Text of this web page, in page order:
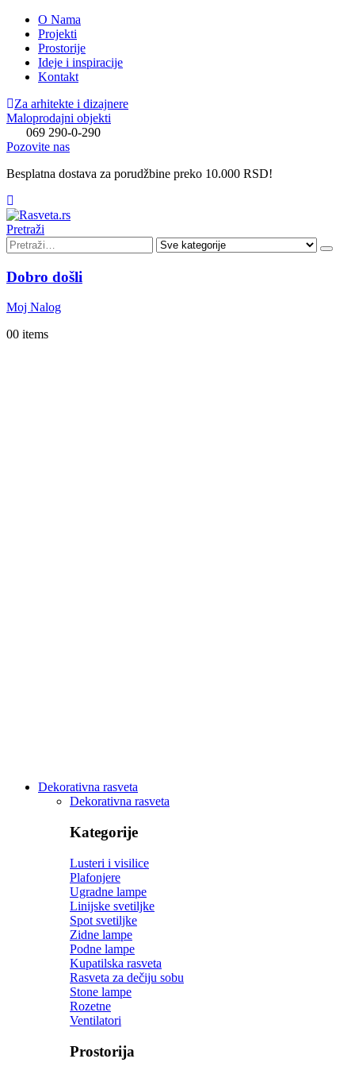
O Nama
Projekti
Prostorije
Ideje i inspiracije
Kontakt
Za arhitekte i dizajnere
Maloprodajni objekti
069 290-0-290
Pozovite nas
Besplatna dostava za porudžbine preko 10.000 RSD!
Pretraži
Dobro došli
Moj Nalog
00 items
Dekorativna rasveta
Dekorativna rasveta
Kategorije
Lusteri i visilice
Plafonjere
Ugradne lampe
Linijske svetiljke
Spot svetiljke
Zidne lampe
Podne lampe
Kupatilska rasveta
Rasveta za dečiju sobu
Stone lampe
Rozetne
Ventilatori
Prostorija